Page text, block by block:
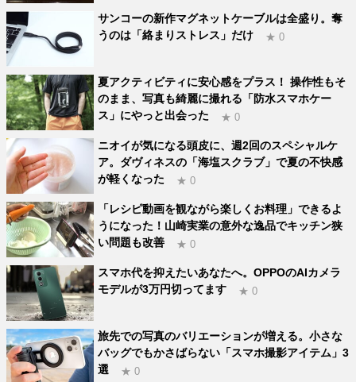
サンコーの新作マグネットケーブルは全盛り。奪
うのは「絡まりストレス」だけ
★ 0
夏アクティビティに安心感をプラス！ 操作性もそ
のまま、写真も綺麗に撮れる「防水スマホケー
ス」にやっと出会った
★ 0
ニオイが気になる頭皮に、週2回のスペシャルケ
ア。ダヴィネスの「海塩スクラブ」で夏の不快感
が軽くなった
★ 0
「レシピ動画を観ながら楽しくお料理」できるよ
うになった！山崎実業の意外な逸品でキッチン狭
い問題も改善
★ 0
スマホ代を抑えたいあなたへ。OPPOのAIカメラ
モデルが3万円切ってます
★ 0
旅先での写真のバリエーションが増える。小さな
バッグでもかさばらない「スマホ撮影アイテム」3
選
★ 0